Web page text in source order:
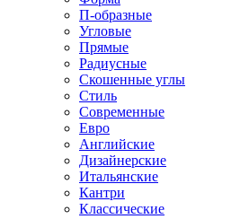
П-образные
Угловые
Прямые
Радиусные
Скошенные углы
Стиль
Современные
Евро
Английские
Дизайнерские
Итальянские
Кантри
Классические